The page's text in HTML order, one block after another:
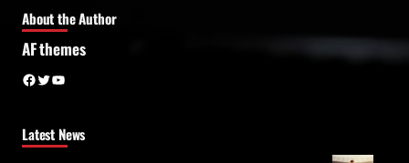
About the Author
AF themes
Facebook Twitter YouTube
Latest News